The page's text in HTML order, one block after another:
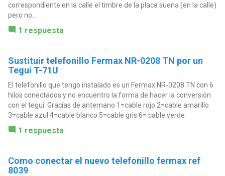
correspondiente en la calle el timbre de la placa suena (en la calle)
pero no...
1 respuesta
Sustituir telefonillo Fermax NR-0208 TN por un
Tegui T-71U
El telefonillo que tengo instalado es un Fermax NR-0208 TN con 6
hilos conectados y no encuentro la forma de hacer la conversión
con el tegui. Gracias de antemano 1=cable rojo 2=cable amarillo
3=cable azul 4=cable blanco 5=cable gris 6= cable verde
1 respuesta
Como conectar el nuevo telefonillo fermax ref
8039